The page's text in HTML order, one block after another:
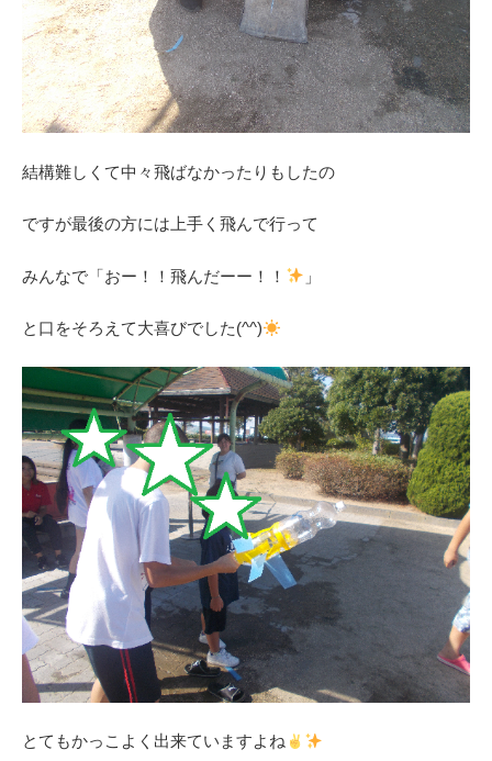
結構難しくて中々飛ばなかったりもしたの
ですが最後の方には上手く飛んで行って
みんなで「おー！！飛んだーー！！ 」
と口をそろえて大喜びでした(^^)
とてもかっこよく出来ていますよね